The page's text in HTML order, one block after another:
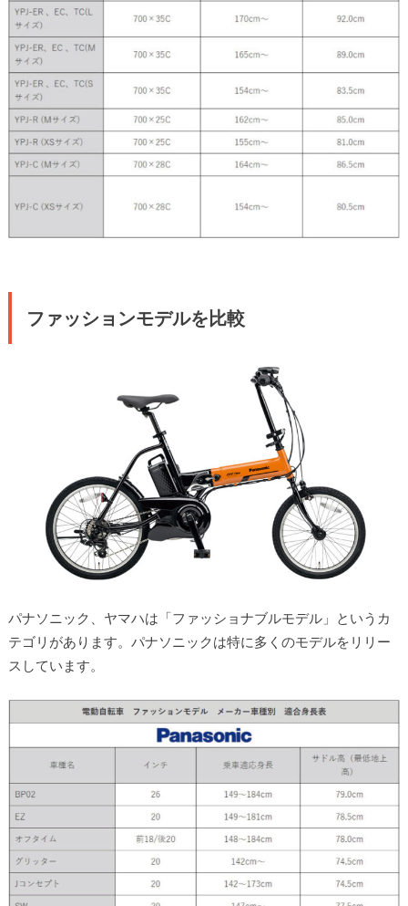
ファッションモデルを比較
パナソニック、ヤマハは「ファッショナブルモデル」というカ
テゴリがあります。パナソニックは特に多くのモデルをリリー
スしています。